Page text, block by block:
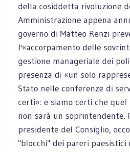
della cosiddetta rivoluzione
Amministrazione appena
governo di Matteo Renzi
l'«accorpamento delle
gestione manageriale dei
presenza di «un solo
Stato nelle conferenze di
certi»: e siamo certi che
non sarà un soprintendente.
presidente del Consiglio,
"blocchi" dei pareri paesistici